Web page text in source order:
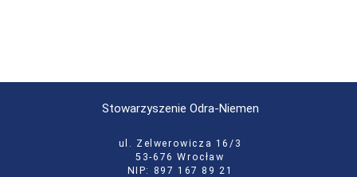
Stowarzyszenie Odra-Niemen
ul. Zelwerowicza 16/3
53-676 Wrocław
NIP: 897 167 89 21